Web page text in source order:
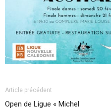
Article précédent
Open de Ligue « Michel